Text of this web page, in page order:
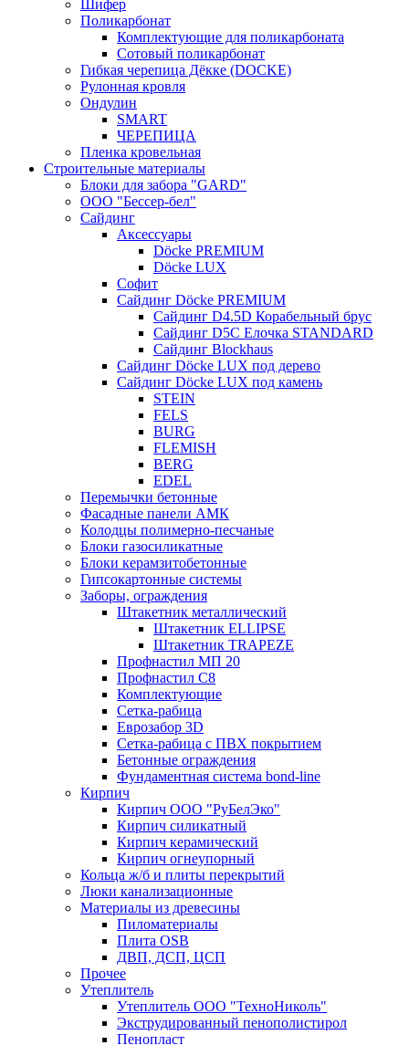
Шифер
Поликарбонат
Комплектующие для поликарбоната
Сотовый поликарбонат
Гибкая черепица Дёкке (DOCKE)
Рулонная кровля
Ондулин
SMART
ЧЕРЕПИЦА
Пленка кровельная
Строительные материалы
Блоки для забора "GARD"
ООО "Бессер-бел"
Сайдинг
Аксессуары
Döcke PREMIUM
Döcke LUX
Софит
Сайдинг Döcke PREMIUM
Сайдинг D4.5D Корабельный брус
Сайдинг D5С Елочка STANDARD
Сайдинг Blockhaus
Сайдинг Döcke LUX под дерево
Сайдинг Döcke LUX под камень
STEIN
FELS
BURG
FLEMISH
BERG
EDEL
Перемычки бетонные
Фасадные панели АМК
Колодцы полимерно-песчаные
Блоки газосиликатные
Блоки керамзитобетонные
Гипсокартонные системы
Заборы, ограждения
Штакетник металлический
Штакетник ELLIPSE
Штакетник TRAPEZE
Профнастил МП 20
Профнастил С8
Комплектующие
Сетка-рабица
Еврозабор 3D
Сетка-рабица с ПВХ покрытием
Бетонные ограждения
Фундаментная система bond-line
Кирпич
Кирпич ООО "РуБелЭко"
Кирпич силикатный
Кирпич керамический
Кирпич огнеупорный
Кольца ж/б и плиты перекрытий
Люки канализационные
Материалы из древесины
Пиломатериалы
Плита OSB
ДВП, ДСП, ЦСП
Прочее
Утеплитель
Утеплитель ООО "ТехноНиколь"
Экструдированный пенополистирол
Пенопласт